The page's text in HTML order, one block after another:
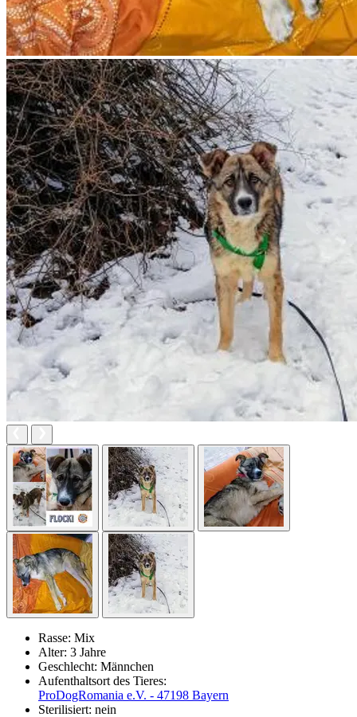
Rasse: Mix
Alter: 3 Jahre
Geschlecht: Männchen
Aufenthaltsort des Tieres:
ProDogRomania e.V. - 47198 Bayern
Sterilisiert: nein